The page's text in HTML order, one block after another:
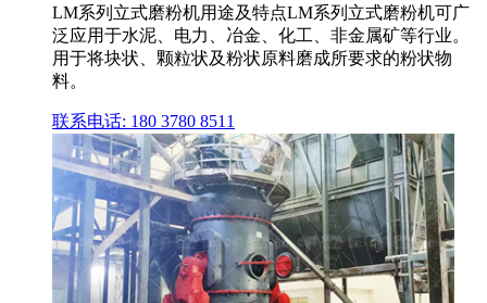
LM系列立式磨粉机用途及特点LM系列立式磨粉机可广
泛应用于水泥、电力、冶金、化工、非金属矿等行业。
用于将块状、颗粒状及粉状原料磨成所要求的粉状物
料。
联系电话: 180 3780 8511